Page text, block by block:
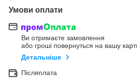
Умови оплати
Ви отримаєте замовлення
або гроші повернуться на вашу
Детальніше
Післяплата